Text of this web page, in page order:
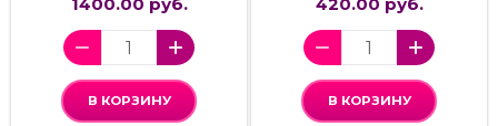
В КОРЗИНУ В КОРЗИНУ